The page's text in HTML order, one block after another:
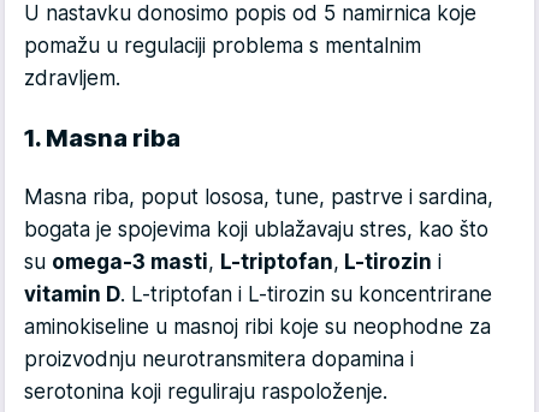
U nastavku donosimo popis od 5 namirnica koje
pomažu u regulaciji problema s mentalnim
zdravljem.
1. Masna riba
Masna riba, poput lososa, tune, pastrve i sardina,
bogata je spojevima koji ublažavaju stres, kao što
su omega-3 masti, L-triptofan, L-tirozin i
vitamin D. L-triptofan i L-tirozin su koncentrirane
aminokiseline u masnoj ribi koje su neophodne za
proizvodnju neurotransmitera dopamina i
serotonina koji reguliraju raspoloženje.